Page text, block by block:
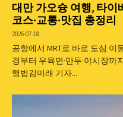
대만 가오슝 여행, 타
코스·교통·맛집 총정리
2026-07-18
공항에서 MRT로 바로 도심
경부터 우육면·만두·야시장
행법김미래 기자...